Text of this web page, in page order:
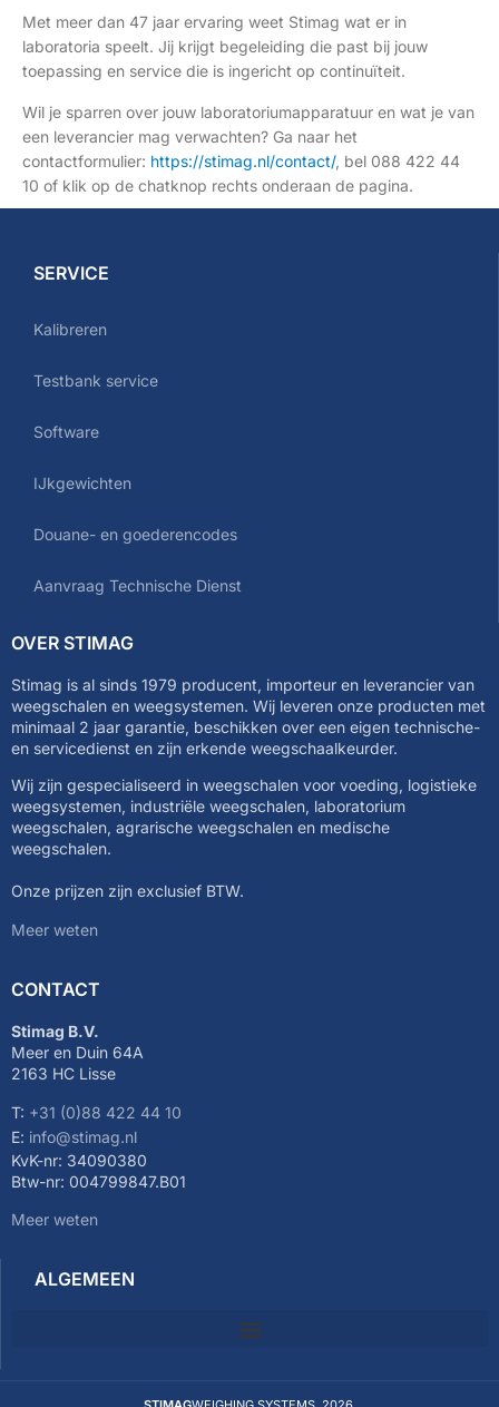
Met meer dan 47 jaar ervaring weet Stimag wat er in
laboratoria speelt. Jij krijgt begeleiding die past bij jouw
toepassing en service die is ingericht op continuïteit.
Wil je sparren over jouw laboratoriumapparatuur en wat je van
een leverancier mag verwachten? Ga naar het
contactformulier: https://stimag.nl/contact/, bel 088 422 44
10 of klik op de chatknop rechts onderaan de pagina.
SERVICE
Kalibreren
Testbank service
Software
IJkgewichten
Douane- en goederencodes
Aanvraag Technische Dienst
OVER STIMAG
Stimag is al sinds 1979 producent, importeur en leverancier van
weegschalen en weegsystemen. Wij leveren onze producten met
minimaal 2 jaar garantie, beschikken over een eigen technische-
en servicedienst en zijn erkende weegschaalkeurder.
Wij zijn gespecialiseerd in weegschalen voor voeding, logistieke
weegsystemen, industriële weegschalen, laboratorium
weegschalen, agrarische weegschalen en medische
weegschalen.
Onze prijzen zijn exclusief BTW.
Meer weten
CONTACT
Stimag B.V.
Meer en Duin 64A
2163 HC Lisse
T: +31 (0)88 422 44 10
E: info@stimag.nl
KvK-nr: 34090380
Btw-nr: 004799847.B01
Meer weten
ALGEMEEN